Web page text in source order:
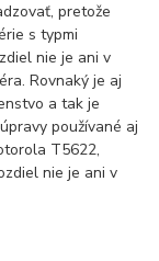
pretože
s typmi
nie je ani v
Rovnaký je aj
a tak je
používané aj
T5622,
nie je ani v